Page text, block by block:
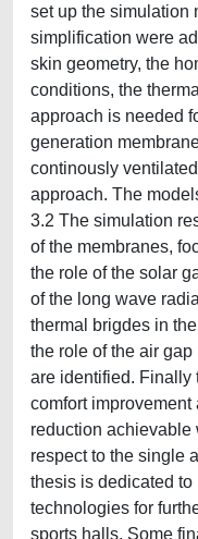
set up the simulation
simplification were
skin geometry, the
conditions, the
approach is needed
generation
continously
approach. The
3.2 The simulation
of the membranes,
the role of the solar
of the long wave
thermal brigdes in
the role of the air
are identified. Finally
comfort
reduction achievable
respect to the single
thesis is dedicated
technologies for
sports halls. Some